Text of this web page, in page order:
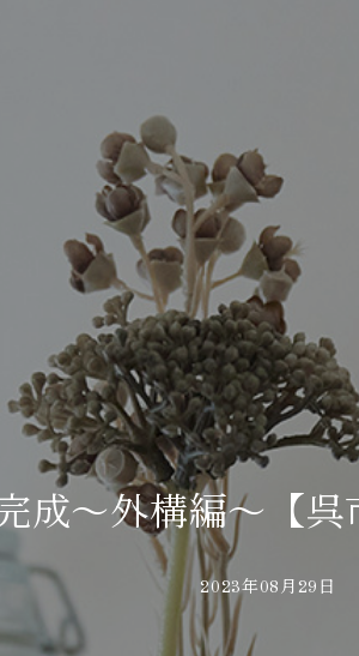
成～外構編～【
2023年08月29日